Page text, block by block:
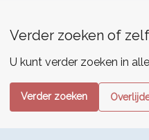
Verder zoeken of
U kunt verder zoeken in
Verder zoeken